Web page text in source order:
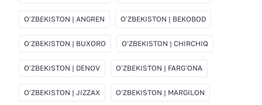
OʻZBEKISTON | ANGREN OʻZBEKISTON | BEKOBOD
OʻZBEKISTON | BUXORO OʻZBEKISTON | CHIRCHIQ
OʻZBEKISTON | DENOV OʻZBEKISTON | FARGʻONA
OʻZBEKISTON | JIZZAX OʻZBEKISTON | MARGILON